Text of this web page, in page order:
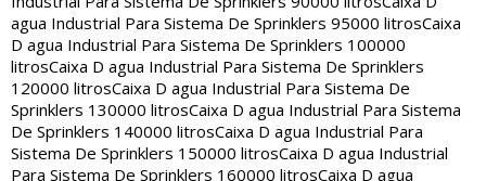
agua Industrial Para Sistema De Sprinklers 95000 litrosCaixa
D agua Industrial Para Sistema De Sprinklers 100000
litrosCaixa D agua Industrial Para Sistema De Sprinklers
120000 litrosCaixa D agua Industrial Para Sistema De
Sprinklers 130000 litrosCaixa D agua Industrial Para Sistema
De Sprinklers 140000 litrosCaixa D agua Industrial Para
Sistema De Sprinklers 150000 litrosCaixa D agua Industrial
Para Sistema De Sprinklers 160000 litrosCaixa D agua